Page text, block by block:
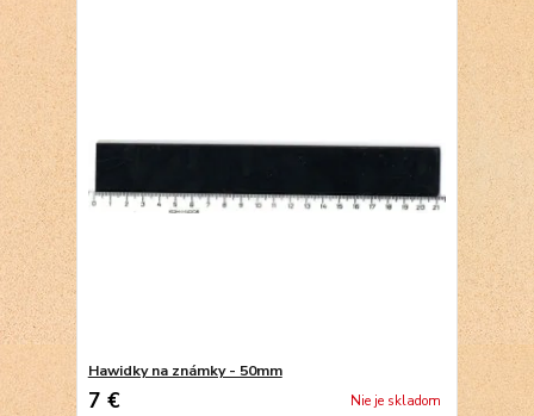
Hawidky na známky - 50mm
7 € Nie je skladom